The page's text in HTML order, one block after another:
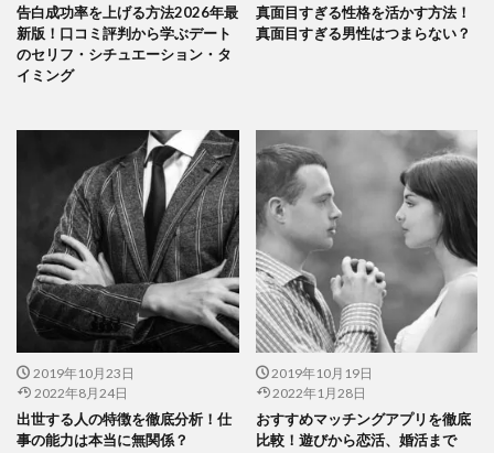
告白成功率を上げる方法2026年最
新版！口コミ評判から学ぶデート
のセリフ・シチュエーション・タ
イミング
真面目すぎる性格を活かす方法！
真面目すぎる男性はつまらない？
2019年10月23日
2022年8月24日
出世する人の特徴を徹底分析！仕
事の能力は本当に無関係？
2019年10月19日
2022年1月28日
おすすめマッチングアプリを徹底
比較！遊びから恋活、婚活まで